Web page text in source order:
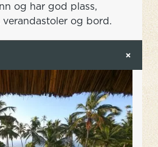
og har god plass,
og bord.